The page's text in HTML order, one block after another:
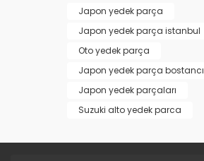
Japon yedek parça
Japon yedek parça istanbul
Oto yedek parça
Japon yedek parça bostancı
Japon yedek parçaları
Suzuki alto yedek parca